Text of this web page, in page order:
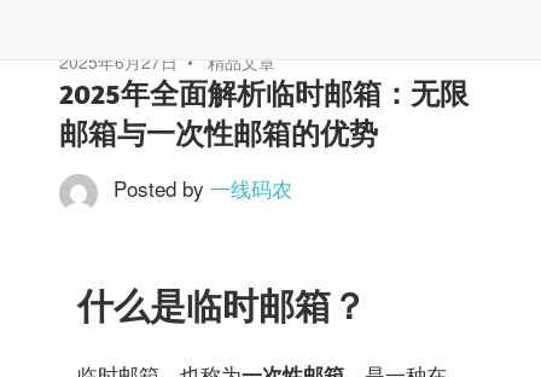
2025年6月27日 精品文章
2025年全面解析临时邮箱：无限
邮箱与一次性邮箱的优势
Posted by 一线码农
什么是临时邮箱？